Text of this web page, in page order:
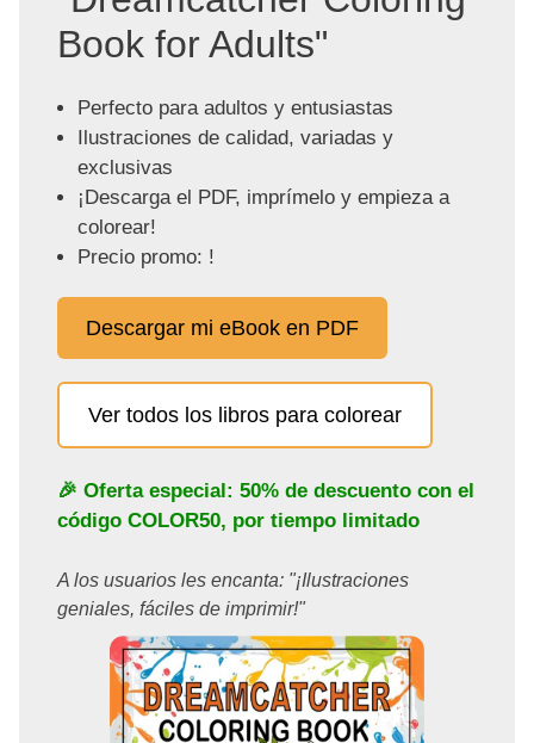
Book for Adults"
Perfecto para adultos y entusiastas
Ilustraciones de calidad, variadas y
exclusivas
¡Descarga el PDF, imprímelo y empieza a
colorear!
Precio promo: !
Descargar mi eBook en PDF
Ver todos los libros para colorear
🎉 Oferta especial: 50% de descuento con el
código COLOR50, por tiempo limitado
A los usuarios les encanta: "¡Ilustraciones
geniales, fáciles de imprimir!"